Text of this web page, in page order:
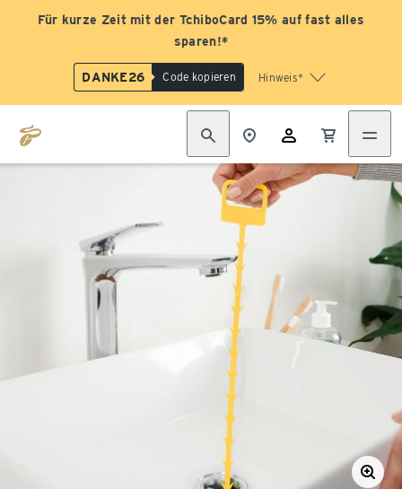
Für kurze Zeit mit der TchiboCard 15% auf fast alles
sparen!*
DANKE26 Code kopieren Hinweis*